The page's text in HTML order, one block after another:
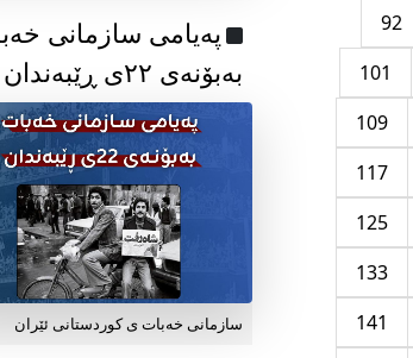
92
101
109
117
125
133
141
پەیامی سازمانی
بەبۆنەی ۲۲ی ڕێبەندان
سازمانی خەبات ی كوردستانی ئێران